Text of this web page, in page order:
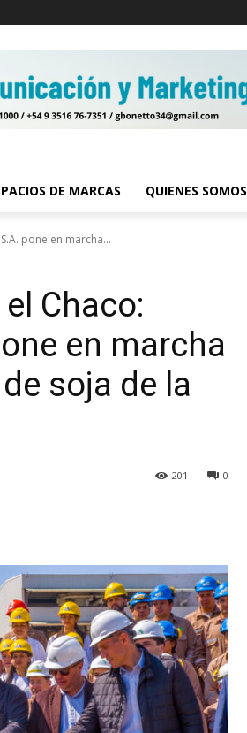
DE MARCAS QUIENES SOMOS
pone en marcha...
Chaco:
en marcha
soja de la
0
201